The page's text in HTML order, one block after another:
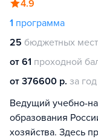
4.9
1 программа
25 бюджетных мест
от 61 проходной
от 376600 р. за год
Ведущий учебно-
образования
хозяйства. Здесь